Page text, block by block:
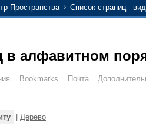
Пространства Список страниц -
алфавитном
Bookmarks Почта
| Дерево